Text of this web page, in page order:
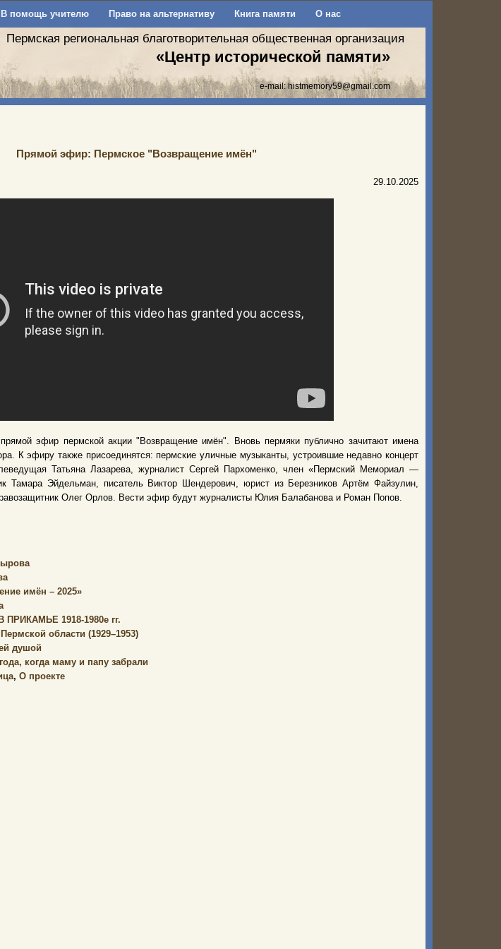
В помощь учителю Право на альтернативу Книга памяти О нас
Пермская региональная благотворительная общественная организация
«Центр исторической памяти»
e-mail:histmemory59@gmail.com
Прямой эфир: Пермское "Возвращение имён"
29.10.2025
эфир пермской акции "Возвращение имён". Вновь пермяки публично зачитают имена
К эфиру также присоединятся: пермские уличные музыканты, устроившие недавно концерт
Татьяна Лазарева, журналист Сергей Пархоменко, член «Пермский Мемориал —
Тамара Эйдельман, писатель Виктор Шендерович, юрист из Березников Артём Файзулин,
Олег Орлов. Вести эфир будут журналисты Юлия Балабанова и Роман Попов.
имён – 2025»
1918-1980е гг.
области (1929–1953)
душой
когда маму и папу забрали
, О проекте